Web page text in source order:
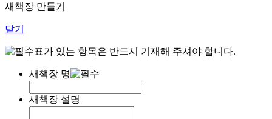
새책장 만들기
닫기
표가 있는 항목은 반드시 기재해 주셔야 합니다.
새책장 명
새책장 설명